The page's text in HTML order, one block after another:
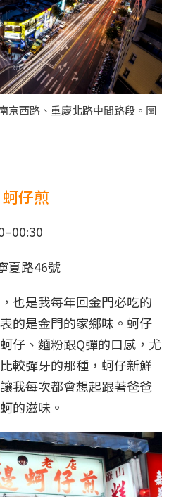
京西路、重慶北路中間路段。圖
仔煎
夏路46號
也是我每年回金門必吃的
的是金門的家鄉味。蚵仔
仔、麵粉跟Q彈的口感，尤
較彈牙的那種，蚵仔新鮮
我每次都會想起跟著爸爸
的滋味。